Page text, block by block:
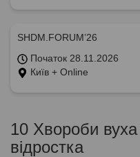
SHDM.FORUM’26
Початок 28.11.2026
Київ + Online
10 Хвороби вуха
відростка